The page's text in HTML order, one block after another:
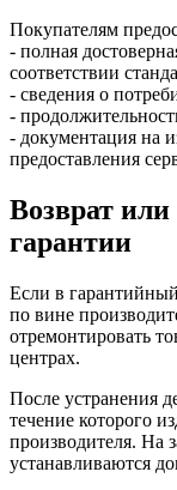
Покупателям
- полная
соответствии
- сведения о
-
- документация на
предоставления
Возврат или
гарантии
Если в
по вине
отремонтировать
центрах.
После устранения
течение которого
производителя. На
устанавливаются